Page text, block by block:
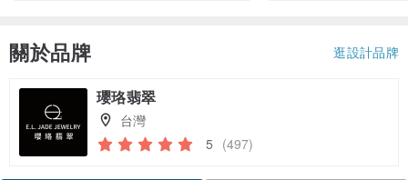
關於品牌 逛設計品牌
瓔珞翡翠
台灣
5 (497)